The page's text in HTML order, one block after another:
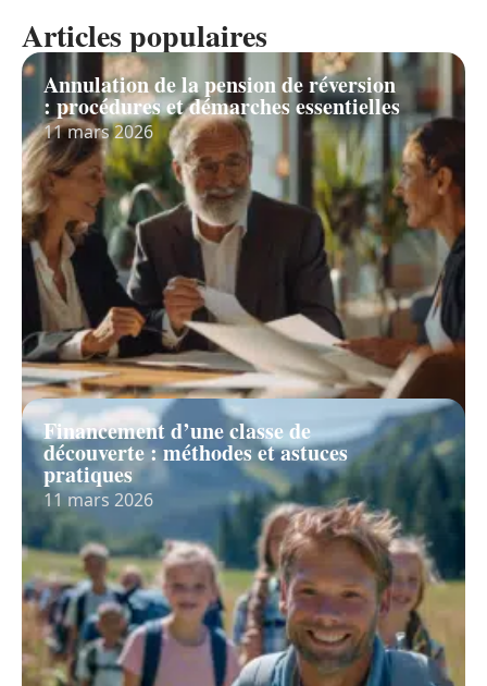
Articles populaires
Annulation de la pension de réversion
: procédures et démarches essentielles
11 mars 2026
Financement d’une classe de
découverte : méthodes et astuces
pratiques
11 mars 2026